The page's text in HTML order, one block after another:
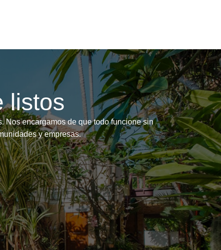
listos
Nos encargamos de que todo funcione sin
y empresas.